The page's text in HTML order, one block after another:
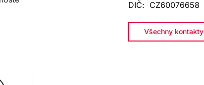
DIČ: CZ60076658
Všechny kontakty